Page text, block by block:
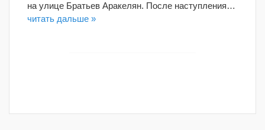
на улице Братьев Аракелян. После наступления…
читать дальше »